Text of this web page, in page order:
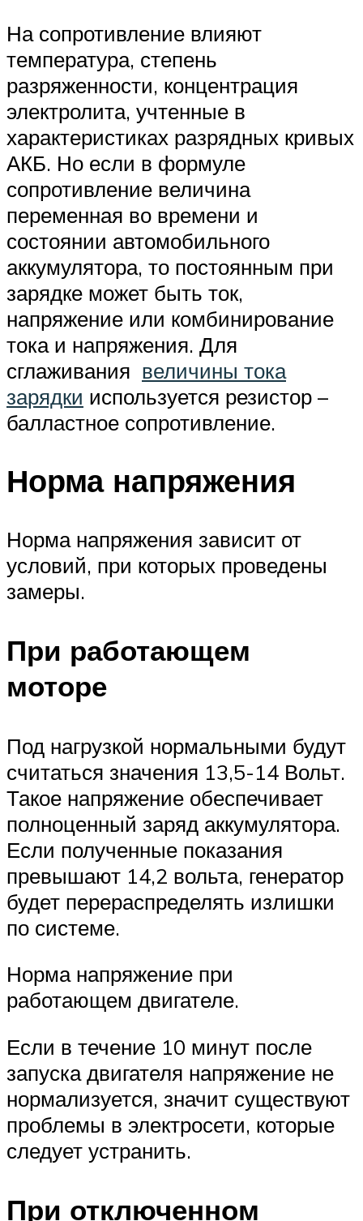
На сопротивление влияют
температура, степень
разряженности, концентрация
электролита, учтенные в
характеристиках разрядных кривых
АКБ. Но если в формуле
сопротивление величина
переменная во времени и
состоянии автомобильного
аккумулятора, то постоянным при
зарядке может быть ток,
напряжение или комбинирование
тока и напряжения. Для
сглаживания величины тока
зарядки используется резистор –
балластное сопротивление.
Норма напряжения
Норма напряжения зависит от
условий, при которых проведены
замеры.
При работающем
моторе
Под нагрузкой нормальными будут
считаться значения 13,5-14 Вольт.
Такое напряжение обеспечивает
полноценный заряд аккумулятора.
Если полученные показания
превышают 14,2 вольта, генератор
будет перераспределять излишки
по системе.
Норма напряжение при
работающем двигателе.
Если в течение 10 минут после
запуска двигателя напряжение не
нормализуется, значит существуют
проблемы в электросети, которые
следует устранить.
При отключенном